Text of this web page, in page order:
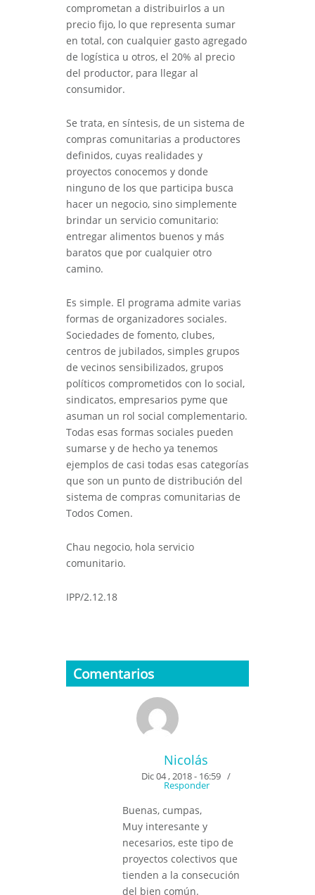
comprometan a distribuirlos a un
precio fijo, lo que representa sumar
en total, con cualquier gasto agregado
de logística u otros, el 20% al precio
del productor, para llegar al
consumidor.
Se trata, en síntesis, de un sistema de
compras comunitarias a productores
definidos, cuyas realidades y
proyectos conocemos y donde
ninguno de los que participa busca
hacer un negocio, sino simplemente
brindar un servicio comunitario:
entregar alimentos buenos y más
baratos que por cualquier otro
camino.
Es simple. El programa admite varias
formas de organizadores sociales.
Sociedades de fomento, clubes,
centros de jubilados, simples grupos
de vecinos sensibilizados, grupos
políticos comprometidos con lo social,
sindicatos, empresarios pyme que
asuman un rol social complementario.
Todas esas formas sociales pueden
sumarse y de hecho ya tenemos
ejemplos de casi todas esas categorías
que son un punto de distribución del
sistema de compras comunitarias de
Todos Comen.
Chau negocio, hola servicio
comunitario.
IPP/2.12.18
Comentarios
Nicolás
Dic 04 , 2018 - 16:59 /
Responder
Buenas, cumpas,
Muy interesante y
necesarios, este tipo de
proyectos colectivos que
tienden a la consecución
del bien común.